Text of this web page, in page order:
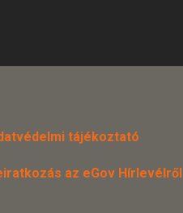
tájékoztató
az eGov Hírlevélről